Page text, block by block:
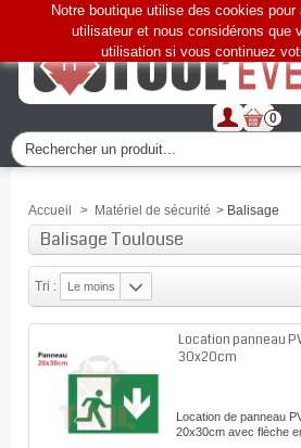
0
Notre boutique utilise des cookies pour
utilisateur et nous considérons que
utilisation si vous continuez
Accueil > Matériel de sécurité > Balisage
Balisage Toulouse
Tri :
Le moins
Location panneau
30x20cm
Location de panneau
20x30cm avec flèche